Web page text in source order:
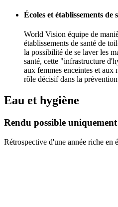
Écoles et établissements de
World Vision équipe de
établissements de santé de
la possibilité de se laver les
santé, cette "infrastructure
aux femmes enceintes et aux
rôle décisif dans la
Eau et hygiène
Rendu possible
Rétrospective d'une année riche en